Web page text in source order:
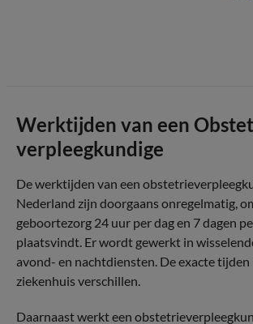
Werktijden van een
verpleegkundige
De werktijden van een
Nederland zijn doorgaans onregelmatig,
geboortezorg 24 uur per dag en 7 dagen
plaatsvindt. Er wordt gewerkt in
avond- en nachtdiensten. De exacte
ziekenhuis verschillen.
Daarnaast werkt een